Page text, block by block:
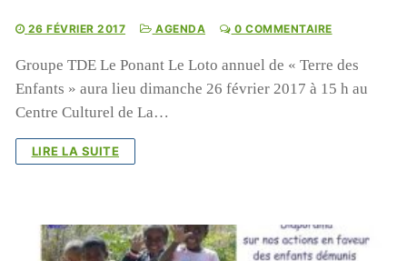
26 FÉVRIER 2017 AGENDA 0 COMMENTAIRE
Groupe TDE Le Ponant Le Loto annuel de « Terre des
Enfants » aura lieu dimanche 26 février 2017 à 15 h au
Centre Culturel de La…
LIRE LA SUITE